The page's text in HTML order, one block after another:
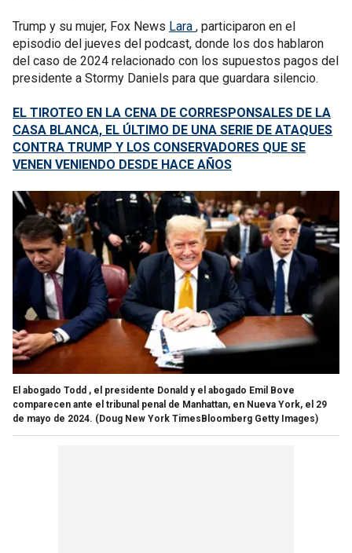
Trump y su mujer, Fox News Lara , participaron en el
episodio del jueves del podcast, donde los dos hablaron
del caso de 2024 relacionado con los supuestos pagos del
presidente a Stormy Daniels para que guardara silencio.
EL TIROTEO EN LA CENA DE CORRESPONSALES DE LA
CASA BLANCA, EL ÚLTIMO DE UNA SERIE DE ATAQUES
CONTRA TRUMP Y LOS CONSERVADORES QUE SE
VENEN VENIENDO DESDE HACE AÑOS
El abogado Todd , el presidente Donald y el abogado Emil Bove
comparecen ante el tribunal penal de Manhattan, en Nueva York, el 29
de mayo de 2024. (Doug New York TimesBloomberg Getty Images)